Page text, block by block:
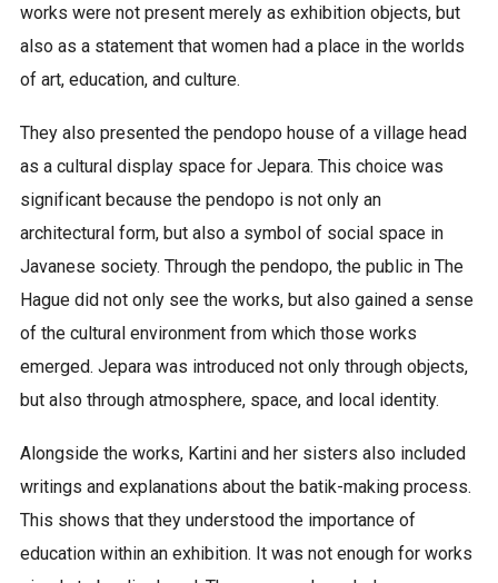
works were not present merely as exhibition objects, but
also as a statement that women had a place in the worlds
of art, education, and culture.
They also presented the pendopo house of a village head
as a cultural display space for Jepara. This choice was
significant because the pendopo is not only an
architectural form, but also a symbol of social space in
Javanese society. Through the pendopo, the public in The
Hague did not only see the works, but also gained a sense
of the cultural environment from which those works
emerged. Jepara was introduced not only through objects,
but also through atmosphere, space, and local identity.
Alongside the works, Kartini and her sisters also included
writings and explanations about the batik-making process.
This shows that they understood the importance of
education within an exhibition. It was not enough for works